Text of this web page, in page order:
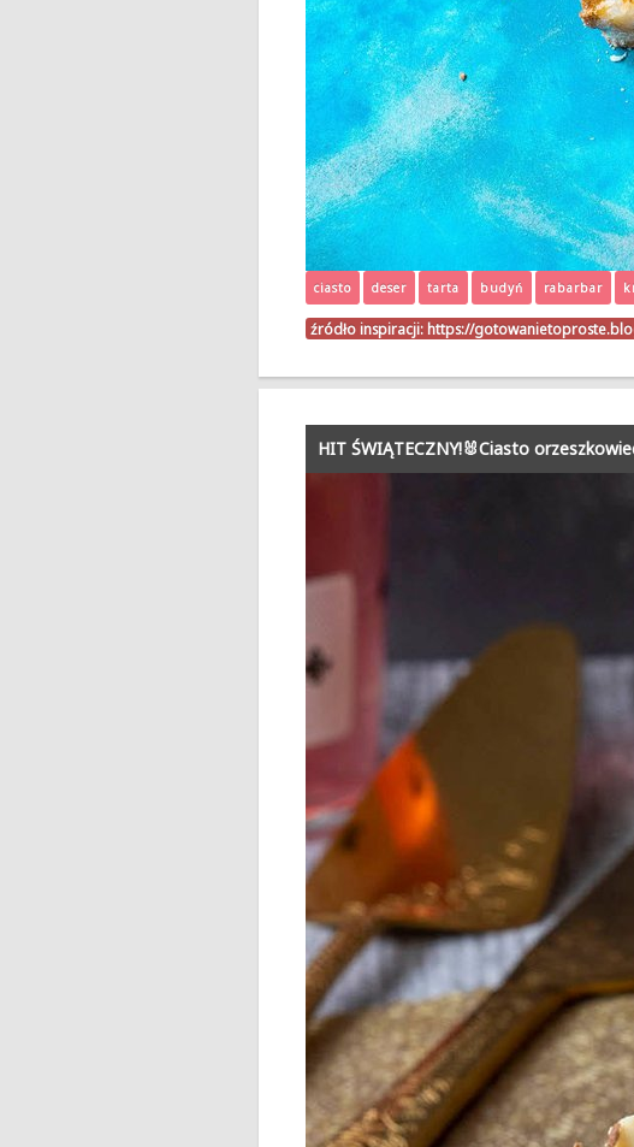
ciasto deser tarta budyń rabarbar
źródło inspiracji: https://
HIT ŚWIĄTECZNY!🐰Ciasto